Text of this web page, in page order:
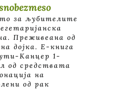
за љубителите
Преживеана од
дојка. E-книга
Канцер 1-
од средствата
на
од рак